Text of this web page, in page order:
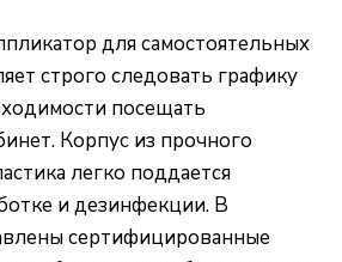
для самостоятельных
строго следовать графику
посещать
Корпус из прочного
легко поддается
и дезинфекции. В
сертифицированные